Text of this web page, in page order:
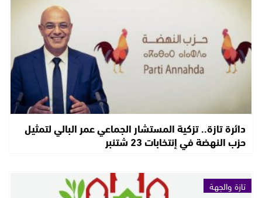
دائرة تازة.. تزكية المستشار الجماعي عمر البالي لتمثيل
حزب النهضة في إنتخابات 23 شتنبر
تازة والجهة